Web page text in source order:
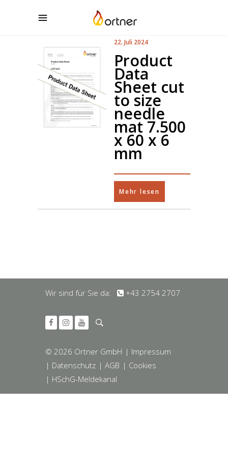
22. Juli 2024
Product
Data
Sheet cut
to size
needle
mat 7.500
x 60 x 6
mm
Mehr lesen
Wir sind für Sie da: +43 2754 2707
© 2026 Ortner GmbH | Impressum
| Datenschutz | AGB | Cookies
| HSchG-Meldekanal